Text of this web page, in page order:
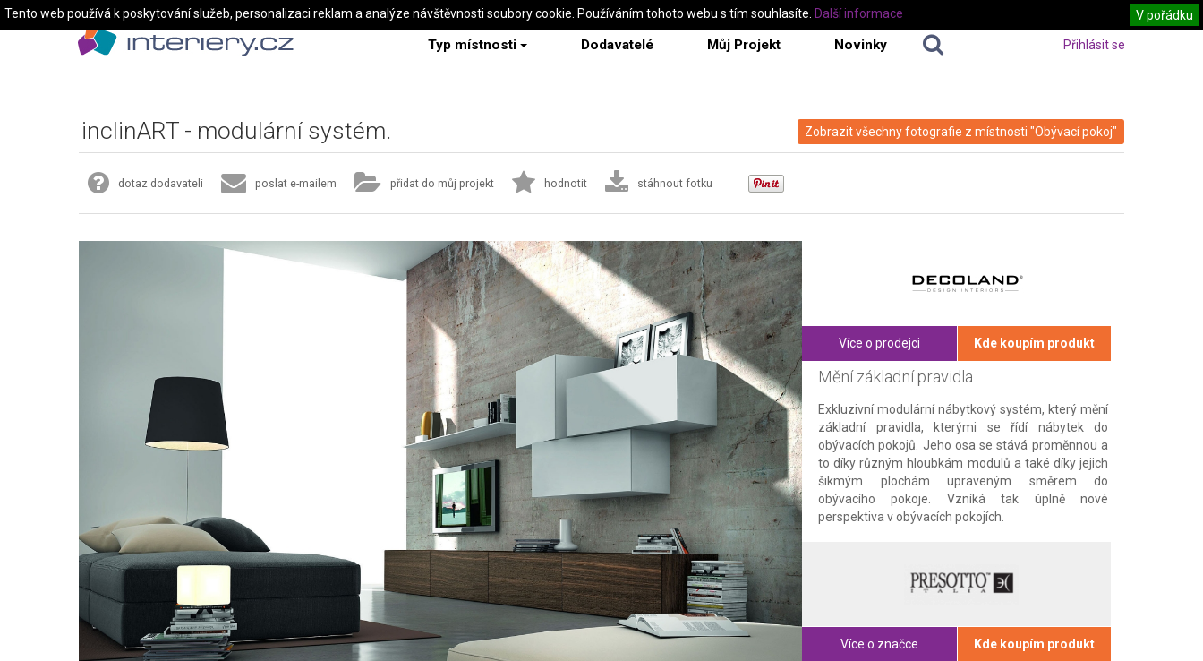
Typ místnosti Dodavatelé Můj Projekt Novinky Přihlásit se
Zobrazit všechny fotografie z místnosti "Obývací pokoj"
inclinART - modulární systém.
dotaz dodavateli poslat e-mailem přidat do můj projekt hodnotit stáhnout fotku
Více o prodejci Kde koupím produkt
Mění základní pravidla.
Exkluzivní modulární nábytkový systém, který mění
základní pravidla, kterými se řídí nábytek do
obývacích pokojů. Jeho osa se stává proměnnou a
to díky různým hloubkám modulů a také díky jejich
šikmým plochám upraveným směrem do
obývacího pokoje. Vzníká tak úplně nové
perspektiva v obývacích pokojích.
Více o značce Kde koupím produkt
Tento web používá k poskytování služeb, personalizaci reklam a analýze návštěvnosti soubory cookie. Používáním tohoto webu s tím souhlasíte. V pořádku
Další informace